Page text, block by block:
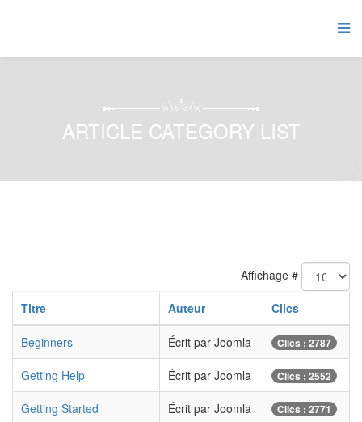
ARTICLE CATEGORY LIST
Affichage #
Titre Auteur Clics
Beginners Écrit par Joomla Clics : 2787
Getting Help Écrit par Joomla Clics : 2552
Getting Started Écrit par Joomla Clics : 2771